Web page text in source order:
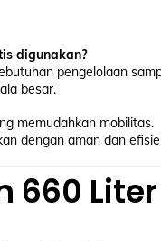
digunakan?
pengelolaan
besar.
memudahkan mobilitas.
dengan aman dan
660 Liter